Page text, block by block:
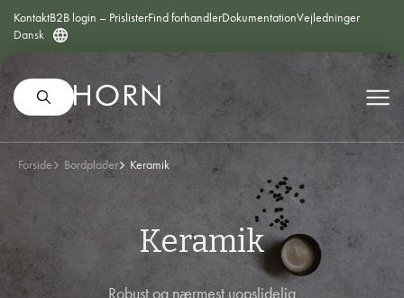
KontaktB2B login – PrislisterFind forhandlerDokumentationVejledninger
Dansk
Forside Bordplader Keramik
Keramik
Robust og nærmest uopslidelig